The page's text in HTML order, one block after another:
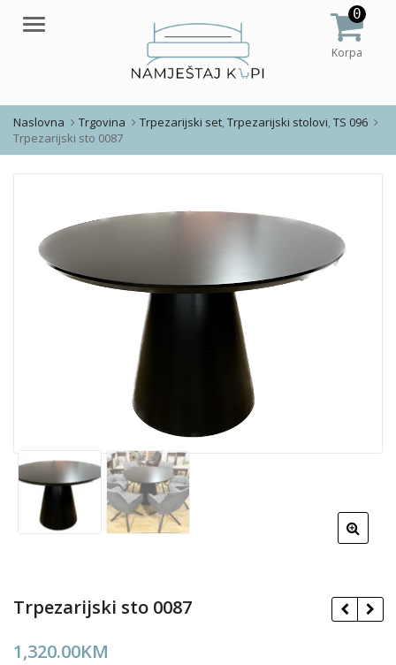
Meni
0
Korpa
Naslovna Trgovina Trpezarijski set,Trpezarijski stolovi,TS 096
Trpezarijski sto 0087
Trpezarijski sto 0087
1,320.00KM